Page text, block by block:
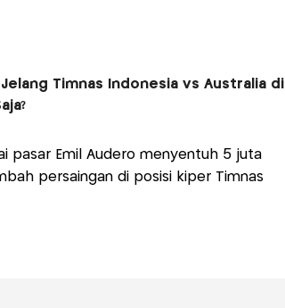
Timnas Indonesia vs Australia di
pasar Emil Audero menyentuh 5 juta
persaingan di posisi kiper Timnas